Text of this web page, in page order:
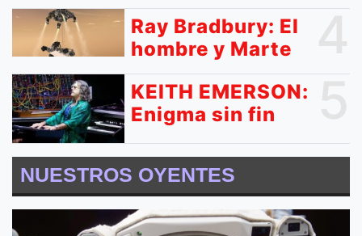
Ray Bradbury: El
hombre y Marte
KEITH EMERSON:
Enigma sin fin
NUESTROS OYENTES